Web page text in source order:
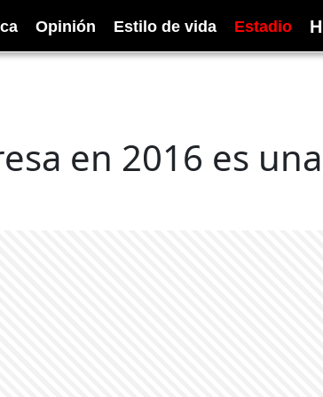
Opinión Estilo de vida Estadio H
en 2016 es una